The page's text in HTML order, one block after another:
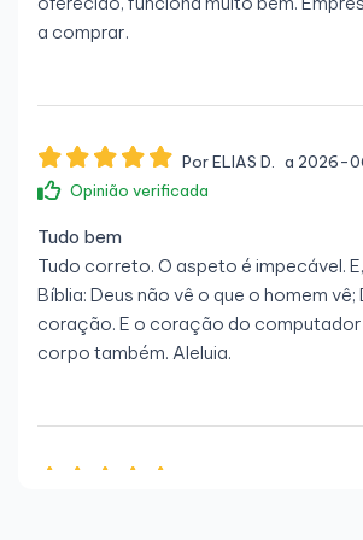
a comprar.
Por ELIAS D.
a 2026-
Opinião verificada
Tudo bem
Tudo correto. O aspeto é impecável.
Bíblia: Deus não vê o que o homem vê;
coração. E o coração do computador
corpo também. Aleluia.